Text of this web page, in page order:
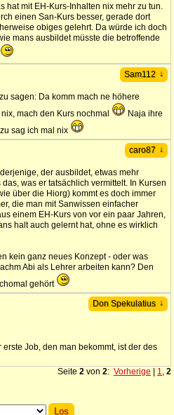
hat mit EH-Kurs-Inhalten nix mehr zu tun.
einen San-Kurs besser, gerade dort
obiges gelehrt. Da würde ich doch
mans ausbildet müsste die betroffende
Sam112 ↓
sagen: Da komm mach ne höhere
mach den Kurs nochmal
Naja ihre
sag ich mal nix
caro87 ↓
der ausbildet, etwas mehr
was er tatsächlich vermittelt. In Kursen
über die Hiorg) kommt es doch immer
die man mit Sanwissen einfacher
einem EH-Kurs von vor ein paar Jahren,
halt auch gelernt hat, ohne es wirklich
kein ganz neues Konzept - oder was
Abi als Lehrer arbeiten kann? Den
gehört
Don Spekulatius ↓
Job, den man bekommt, ist der des
Seite 2 von 2: Vorherige 1, 2